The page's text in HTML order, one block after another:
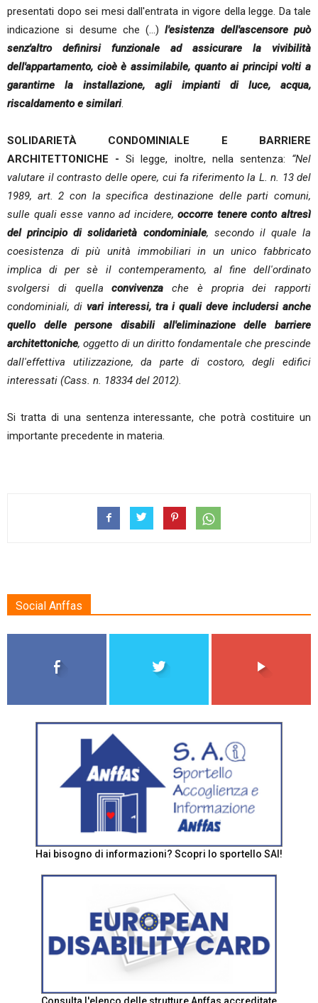
presentati dopo sei mesi dall'entrata in vigore della legge. Da tale
indicazione si desume che (…)l'esistenza dell'ascensore può
senz'altro definirsi funzionale ad assicurare la vivibilità
dell'appartamento, cioè è assimilabile, quanto ai principi volti a
garantirne la installazione, agli impianti di luce, acqua,
riscaldamento e similari.
SOLIDARIETÀ CONDOMINIALE E BARRIERE
ARCHITETTONICHE - Si legge, inoltre, nella sentenza: “Nel
valutare il contrasto delle opere, cui fa riferimento la L. n. 13 del
1989, art. 2 con la specifica destinazione delle parti comuni,
sulle quali esse vanno ad incidere,occorre tenere conto altresì
del principio di solidarietà condominiale, secondo il quale la
coesistenza di più unità immobiliari in un unico fabbricato
implica di per sè il contemperamento, al fine dell'ordinato
svolgersi di quellaconvivenza che è propria dei rapporti
condominiali, di vari interessi, tra i quali deve includersi anche
quello delle persone disabili all'eliminazione delle barriere
architettoniche, oggetto di un diritto fondamentale che prescinde
dall'effettiva utilizzazione, da parte di costoro, degli edifici
interessati (Cass. n. 18334 del 2012).
Si tratta di una sentenza interessante, che potrà costituire un
importante precedente in materia.
Social Anffas
Hai bisogno di informazioni? Scopri lo sportello SAI!